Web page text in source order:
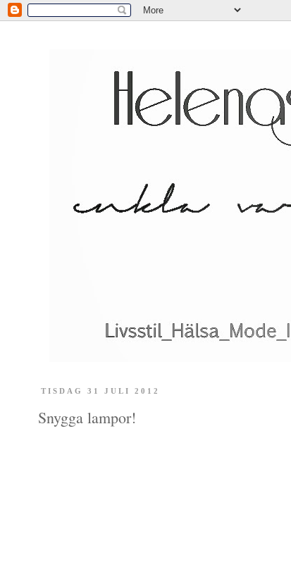
TISDAG 31 JULI 2012
Snygga lampor!